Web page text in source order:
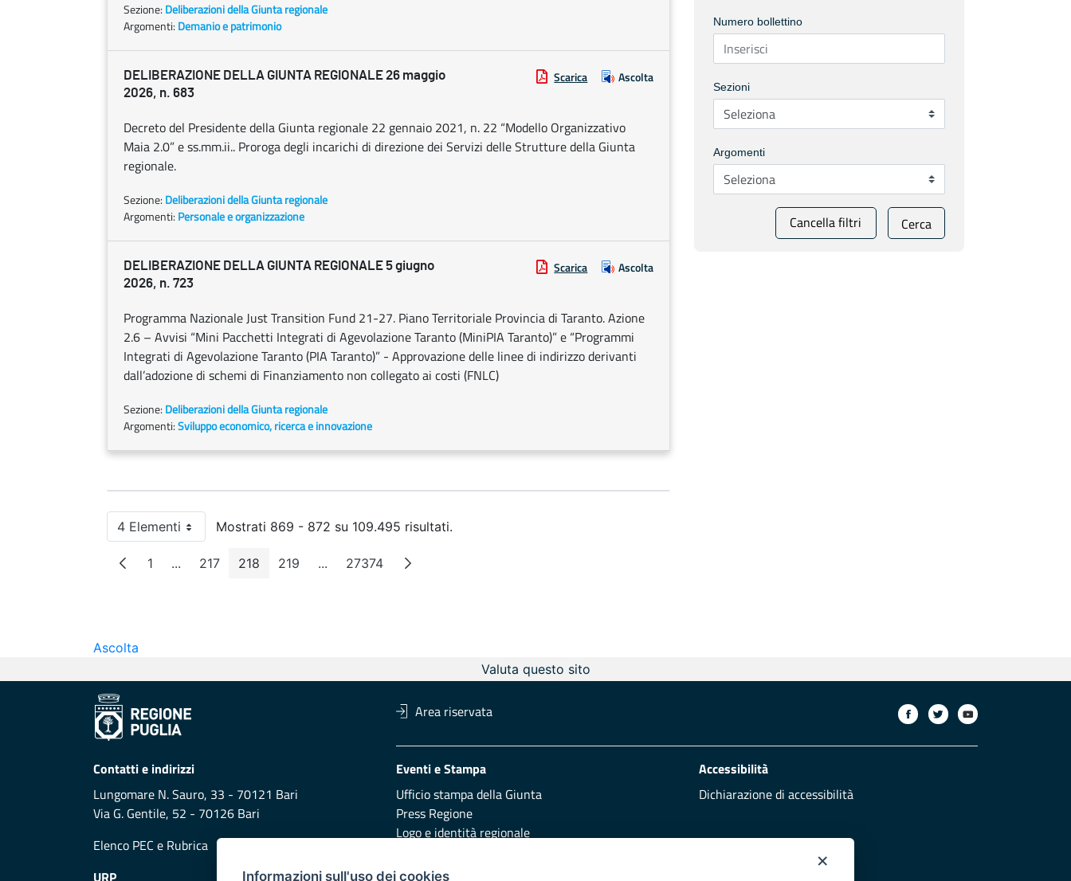
Sezione: Deliberazioni della Giunta regionale
Argomenti: Demanio e patrimonio
DELIBERAZIONE DELLA GIUNTA REGIONALE 26 maggio
2026, n. 683
Scarica Ascolta
Decreto del Presidente della Giunta regionale 22 gennaio 2021, n. 22 “Modello Organizzativo
Maia 2.0” e ss.mm.ii.. Proroga degli incarichi di direzione dei Servizi delle Strutture della Giunta
regionale.
Sezione: Deliberazioni della Giunta regionale
Argomenti: Personale e organizzazione
DELIBERAZIONE DELLA GIUNTA REGIONALE 5 giugno
2026, n. 723
Scarica Ascolta
Programma Nazionale Just Transition Fund 21-27. Piano Territoriale Provincia di Taranto. Azione
2.6 – Avvisi “Mini Pacchetti Integrati di Agevolazione Taranto (MiniPIA Taranto)” e “Programmi
Integrati di Agevolazione Taranto (PIA Taranto)” - Approvazione delle linee di indirizzo derivanti
dall’adozione di schemi di Finanziamento non collegato ai costi (FNLC)
Sezione: Deliberazioni della Giunta regionale
Argomenti:Sviluppo economico, ricerca e innovazione
4 ElementiPer paginaMostrati 869 - 872 su 109.495 risultati.
Pagina
1 ...Pagine intermedie
Pagina
217 Pagina
218 Pagina
219 ...Pagine intermedie
Pagina
27374
Numero bollettino
Sezioni
Argomenti
Cancella filtri Cerca
Ascolta
Valuta questo sito
Area riservata
Contatti e indirizzi
Lungomare N. Sauro, 33 - 70121 Bari
Via G. Gentile, 52 - 70126 Bari
Elenco PEC e Rubrica
Eventi e Stampa
Ufficio stampa della Giunta
Press Regione
Logo e identità regionale
Accessibilità
Dichiarazione di accessibilità
URP Redazione
×
Informazioni sull'uso dei cookies